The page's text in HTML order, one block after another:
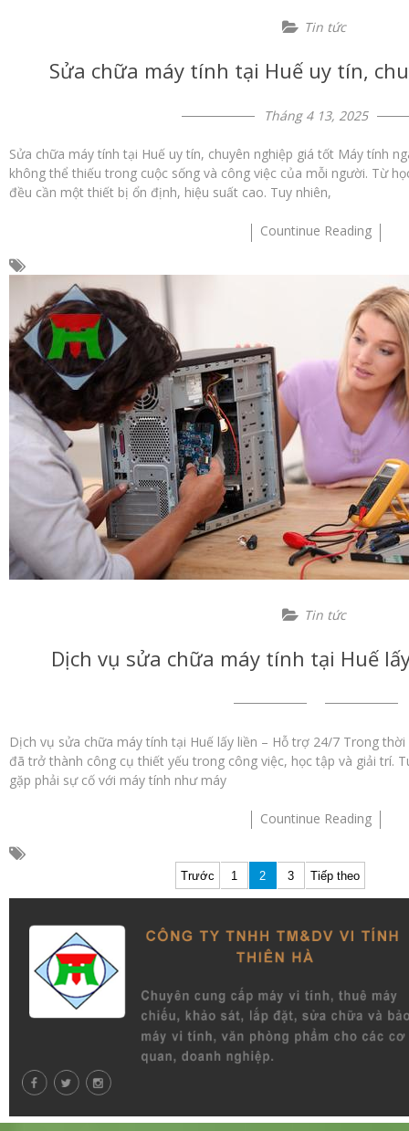
Tin tức
Sửa chữa máy tính tại Huế uy tín,
Tháng 4 13, 2025
Sửa chữa máy tính tại Huế uy tín, chuyên nghiệp giá tốt Máy tính
không thể thiếu trong cuộc sống và công việc của mỗi người. Từ
đều cần một thiết bị ổn định, hiệu suất cao. Tuy nhiên,
Countinue Reading
Tin tức
Dịch vụ sửa chữa máy tính tại Huế
Dịch vụ sửa chữa máy tính tại Huế lấy liền – Hỗ trợ 24/7 Trong
đã trở thành công cụ thiết yếu trong công việc, học tập và giải trí.
gặp phải sự cố với máy tính như máy
Countinue Reading
trang
viết
Trước 1 2 3 Tiếp theo